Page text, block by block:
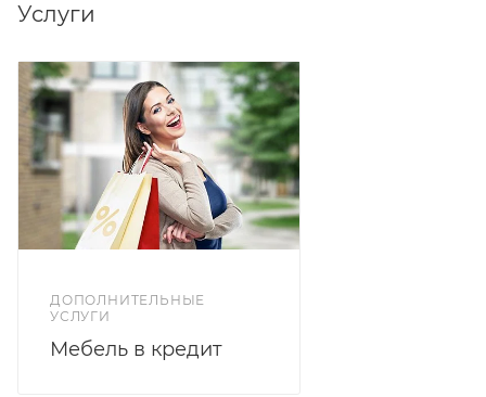
Услуги
ДОПОЛНИТЕЛЬНЫЕ
УСЛУГИ
Мебель в кредит